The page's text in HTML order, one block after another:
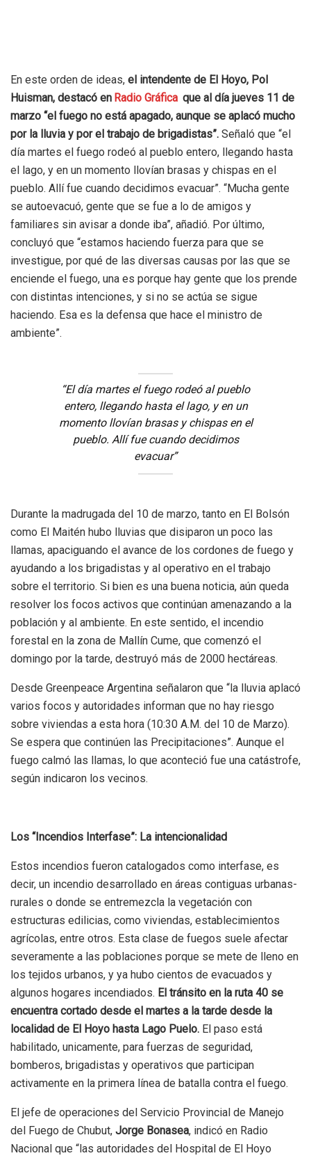
En este orden de ideas, el intendente de El Hoyo, Pol
Huisman, destacó en Radio Gráfica que al día jueves 11 de
marzo “el fuego no está apagado, aunque se aplacó mucho
por la lluvia y por el trabajo de brigadistas”. Señaló que “el
día martes el fuego rodeó al pueblo entero, llegando hasta
el lago, y en un momento llovían brasas y chispas en el
pueblo. Allí fue cuando decidimos evacuar”. “Mucha gente
se autoevacuó, gente que se fue a lo de amigos y
familiares sin avisar a donde iba”, añadió. Por último,
concluyó que “estamos haciendo fuerza para que se
investigue, por qué de las diversas causas por las que se
enciende el fuego, una es porque hay gente que los prende
con distintas intenciones, y si no se actúa se sigue
haciendo. Esa es la defensa que hace el ministro de
ambiente”.
“El día martes el fuego rodeó al pueblo
entero, llegando hasta el lago, y en un
momento llovían brasas y chispas en el
pueblo. Allí fue cuando decidimos
evacuar”
Durante la madrugada del 10 de marzo, tanto en El Bolsón
como El Maitén hubo lluvias que disiparon un poco las
llamas, apaciguando el avance de los cordones de fuego y
ayudando a los brigadistas y al operativo en el trabajo
sobre el territorio. Si bien es una buena noticia, aún queda
resolver los focos activos que continúan amenazando a la
población y al ambiente. En este sentido, el incendio
forestal en la zona de Mallín Cume, que comenzó el
domingo por la tarde, destruyó más de 2000 hectáreas.
Desde Greenpeace Argentina señalaron que “ la lluvia aplacó
varios focos y autoridades informan que no hay riesgo
sobre viviendas a esta hora (10:30 A.M. del 10 de Marzo).
Se espera que continúen las Precipitaciones”. Aunque el
fuego calmó las llamas, lo que aconteció fue una catástrofe,
según indicaron los vecinos.
Los “Incendios Interfase”: La intencionalidad
Estos incendios fueron catalogados como interfase, es
decir, un incendio desarrollado en áreas contiguas urbanas-
rurales o donde se entremezcla la vegetación con
estructuras edilicias, como viviendas, establecimientos
agrícolas, entre otros. Esta clase de fuegos suele afectar
severamente a las poblaciones porque se mete de lleno en
los tejidos urbanos, y ya hubo cientos de evacuados y
algunos hogares incendiados. El tránsito en la ruta 40 se
encuentra cortado desde el martes a la tarde desde la
localidad de El Hoyo hasta Lago Puelo. El paso está
habilitado, unicamente, para fuerzas de seguridad,
bomberos, brigadistas y operativos que participan
activamente en la primera línea de batalla contra el fuego.
El jefe de operaciones del Servicio Provincial de Manejo
del Fuego de Chubut, Jorge Bonasea, indicó en Radio
Nacional que “las autoridades del Hospital de El Hoyo